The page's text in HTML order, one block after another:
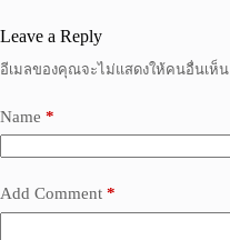
Leave a Reply
อีเมลของคุณจะไม่แสดงให้คนอื่นเห็น
Name *
Add Comment *